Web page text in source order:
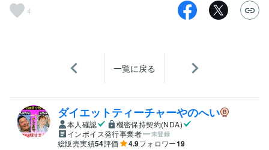
4
一覧に戻る
ダイエットティーチャーやのへい
本人確認
機密保持契約(NDA)
インボイス発行事業者
未登録
総販売実績54評価 4.9フォロワー19